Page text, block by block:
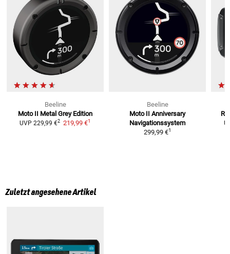
Beeline
Moto II Metal Grey Edition
UVP 229,99 €2 219,99 €1
Beeline
Moto II Anniversary
Navigationssystem
299,99 €1
Zuletzt angesehene Artikel